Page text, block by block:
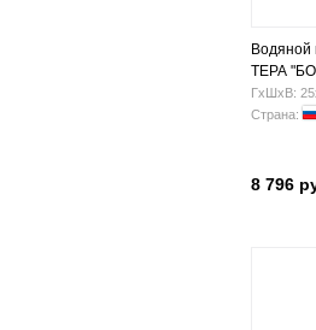
Водяной
ТЕРА
400х600
ГхШхВ:
Страна:
8 796